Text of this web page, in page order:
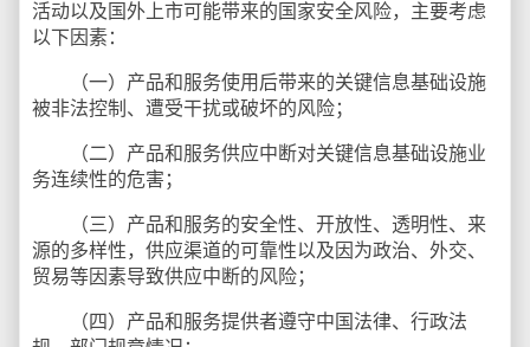
活动以及国外上市可能带来的国家安全风险，主要考虑
以下因素：
（一）产品和服务使用后带来的关键信息基础设施
被非法控制、遭受干扰或破坏的风险；
（二）产品和服务供应中断对关键信息基础设施业
务连续性的危害；
（三）产品和服务的安全性、开放性、透明性、来
源的多样性，供应渠道的可靠性以及因为政治、外交、
贸易等因素导致供应中断的风险；
（四）产品和服务提供者遵守中国法律、行政法